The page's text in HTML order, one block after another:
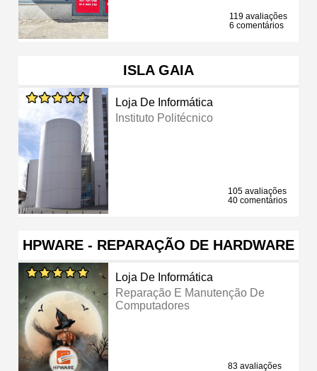
119 avaliações
6 comentários
ISLA GAIA
Loja De Informática
Instituto Politécnico
105 avaliações
40 comentários
HPWARE - REPARAÇÃO DE HARDWARE
Loja De Informática
Reparação E Manutenção De
Computadores
83 avaliações